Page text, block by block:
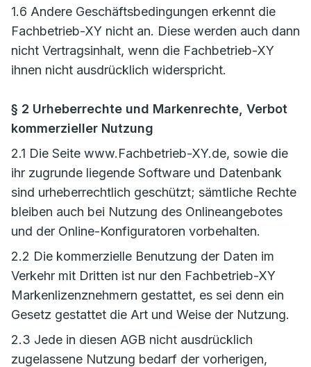
1.6 Andere Geschäftsbedingungen erkennt die
Fachbetrieb-XY nicht an. Diese werden auch dann
nicht Vertragsinhalt, wenn die Fachbetrieb-XY
ihnen nicht ausdrücklich widerspricht.
§ 2 Urheberrechte und Markenrechte, Verbot
kommerzieller Nutzung
2.1 Die Seite www.Fachbetrieb-XY.de, sowie die
ihr zugrunde liegende Software und Datenbank
sind urheberrechtlich geschützt; sämtliche Rechte
bleiben auch bei Nutzung des Onlineangebotes
und der Online-Konfiguratoren vorbehalten.
2.2 Die kommerzielle Benutzung der Daten im
Verkehr mit Dritten ist nur den Fachbetrieb-XY
Markenlizenznehmern gestattet, es sei denn ein
Gesetz gestattet die Art und Weise der Nutzung.
2.3 Jede in diesen AGB nicht ausdrücklich
zugelassene Nutzung bedarf der vorherigen,